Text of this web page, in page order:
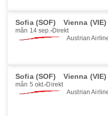
Sofia (SOF) Vienna (VIE)
mån 14 sep. Direkt
Austrian
Sofia (SOF) Vienna (VIE)
mån 5 okt. Direkt
Austrian